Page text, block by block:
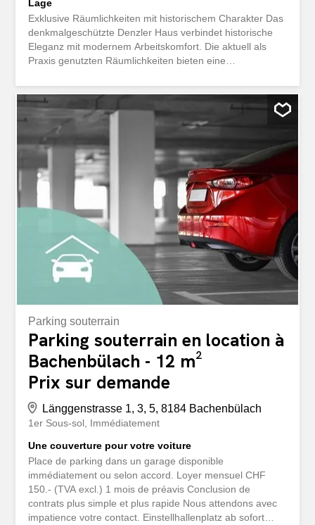
Lage
Exklusive Räumlichkeiten mit historischem Charakter Das
denkmalgeschützte Denzler Haus verbindet historische
Eleganz mit modernem Arbeitskomfort. Die aktuell als
Praxis genutzten Räumlichkeiten bieten eine
begehrtesten Adressen Zürichs und eignen sich ebenso
ideal für eine Büronutzung dank der klassischen
Aufteilung in Einzelbüros/Praxisräume. Die hochwertig
ausgebauten Flächen überzeugen durch sorgfältig
ausgewählte Materialien, eine Raumstruktur mit
Einzelräumen und moderne Gebäudetechnik. Der Ausbau
schafft ein stilvolles und professionelles Umfeld für
anspruchsvolle Nutzer aus den Bereichen Medizin,
Beratung, Dienstleistungen oder klassische Büronutzung.
Ausbau und Ausstattung: Wände mit glatt gestrichenem
WeissputzAbgehängte Decken mit Weissputz, weiss
gestrichenEichen-Stabparkett, geöltKühlung über
Kühldecken oder raumweise unterputz angeordnete Split-
GeräteAkustikpaneele für optimierten
RaumkomfortEigene Zu-...
Parking souterrain
Parking souterrain en location à
Bachenbülach - 12 m²
Prix sur demande
Länggenstrasse 1, 3, 5, 8184 Bachenbülach
1er Sous-sol Immédiatement
Une couverture pour votre voiture
Place de parking dans un garage disponible
immédiatement ou selon accord. Loyer mensuel CHF
150.- (TVA excl.) 1 mois de préavis Conclusion de
contrats plus simple et plus rapide Nous attendons avec
impatience votre contact. Einstellhallenplatz ab sofort